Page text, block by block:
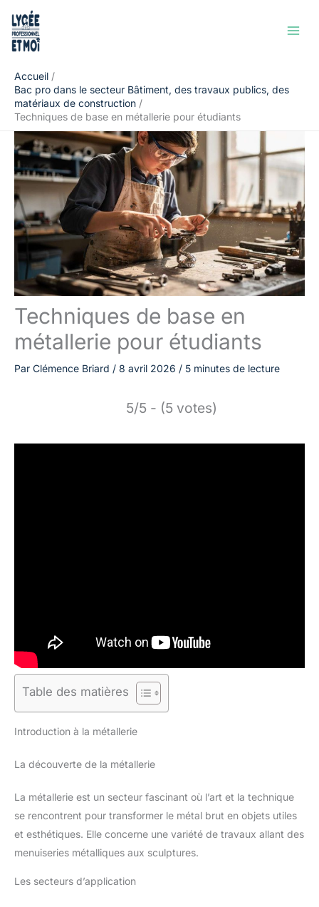
contenu
Accueil
Bac pro dans le secteur Bâtiment, des travaux publics, des
matériaux de construction
Techniques de base en métallerie pour étudiants
Techniques de base en
métallerie pour étudiants
Par Clémence Briard / 8 avril 2026 / 5 minutes de lecture
5/5 - (5 votes)
Table des matières
Introduction à la métallerie
La découverte de la métallerie
La métallerie est un secteur fascinant où l’art et la technique
se rencontrent pour transformer le métal brut en objets utiles
et esthétiques. Elle concerne une variété de travaux allant des
menuiseries métalliques aux sculptures.
Les secteurs d’application
Rechercher